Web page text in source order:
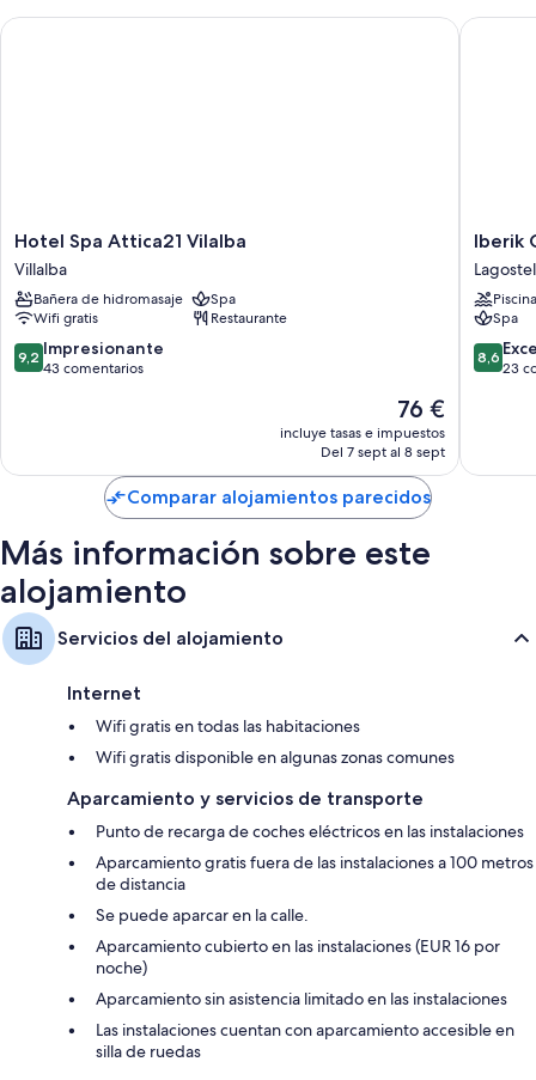
Hotel
Spa
Attica21
Vilalba
Villalba
Hotel Spa Attica21 Vilalba
Villalba
Bañera de hidromasaje
Spa
Wifi gratis
Restaurante
9.2
sobre
9,2 Impresionante
43 comentarios
El
precio
actual
de
76 €
76 €
incluye tasas e impuestos
Del 7 sept al 8 sept
Hotel Spa Attica21 Vilalba
Iberik
Gran
de
Guitiriz
Iberik
Piscina
Spa
8.6
sobre
8,6
23
Iberik
Comparar alojamientos parecidos
Más información sobre este
alojamiento
Servicios del alojamiento
Internet
Wifi gratis en todas las habitaciones
Wifi gratis disponible en algunas zonas comunes
Aparcamiento y servicios de transporte
Punto de recarga de coches eléctricos en las instalaciones
Aparcamiento gratis fuera de las instalaciones a 100 metros
de distancia
Se puede aparcar en la calle.
Aparcamiento cubierto en las instalaciones (EUR 16 por
noche)
Aparcamiento sin asistencia limitado en las instalaciones
Las instalaciones cuentan con aparcamiento accesible en
silla de ruedas